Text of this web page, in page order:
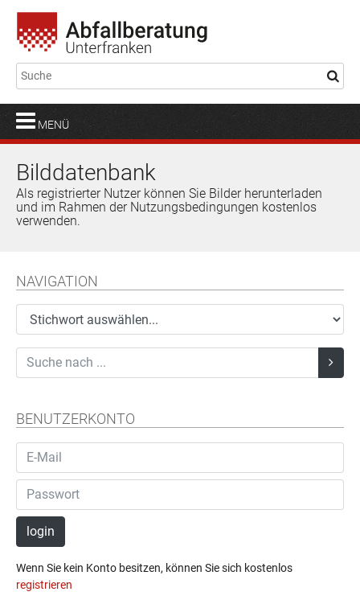
MENÜ
Bilddatenbank
Als registrierter Nutzer können Sie Bilder herunterladen
und im Rahmen der Nutzungsbedingungen kostenlos
verwenden.
NAVIGATION
BENUTZERKONTO
login
Wenn Sie kein Konto besitzen, können Sie sich kostenlos
registrieren